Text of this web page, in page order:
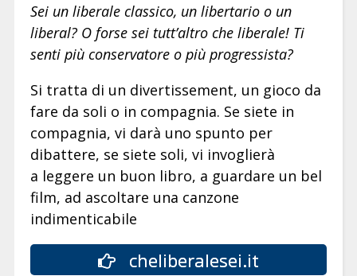
Sei un liberale classico, un libertario o un
liberal? O forse sei tutt’altro che liberale! Ti
senti più conservatore o più progressista?
Si tratta di un divertissement, un gioco da
fare da soli o in compagnia. Se siete in
compagnia, vi darà uno spunto per
dibattere, se siete soli, vi invoglierà
a leggere un buon libro, a guardare un bel
film, ad ascoltare una canzone
indimenticabile
cheliberalesei.it